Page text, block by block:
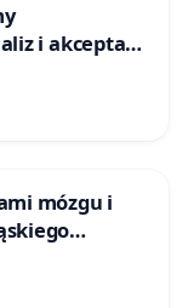
i akceptacji
mózgu i